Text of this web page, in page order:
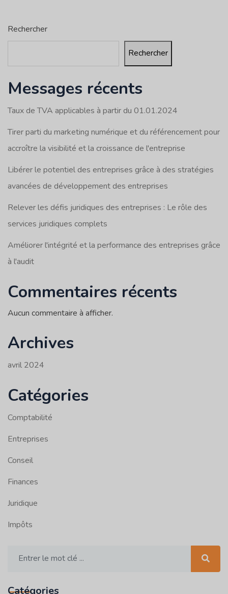
Rechercher
Rechercher
Messages récents
Taux de TVA applicables à partir du 01.01.2024
Tirer parti du marketing numérique et du référencement pour
accroître la visibilité et la croissance de l'entreprise
Libérer le potentiel des entreprises grâce à des stratégies
avancées de développement des entreprises
Relever les défis juridiques des entreprises : Le rôle des
services juridiques complets
Améliorer l'intégrité et la performance des entreprises grâce
à l'audit
Commentaires récents
Aucun commentaire à afficher.
Archives
avril 2024
Catégories
Comptabilité
Entreprises
Conseil
Finances
Juridique
Impôts
Catégories